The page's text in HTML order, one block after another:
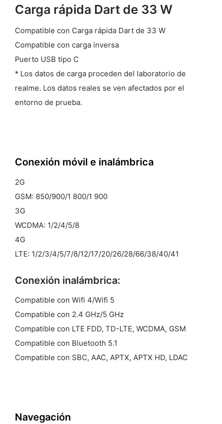
Carga rápida Dart de 33 W
Compatible con Carga rápida Dart de 33 W
Compatible con carga inversa
Puerto USB tipo C
* Los datos de carga proceden del laboratorio de
realme. Los datos reales se ven afectados por el
entorno de prueba.
Conexión móvil e inalámbrica
2G
GSM: 850/900/1 800/1 900
3G
WCDMA: 1/2/4/5/8
4G
LTE: 1/2/3/4/5/7/8/12/17/20/26/28/66/38/40/41
Conexión inalámbrica:
Compatible con Wifi 4/Wifi 5
Compatible con 2.4 GHz/5 GHz
Compatible con LTE FDD, TD-LTE, WCDMA, GSM
Compatible con Bluetooth 5.1
Compatible con SBC, AAC, APTX, APTX HD, LDAC
Navegación